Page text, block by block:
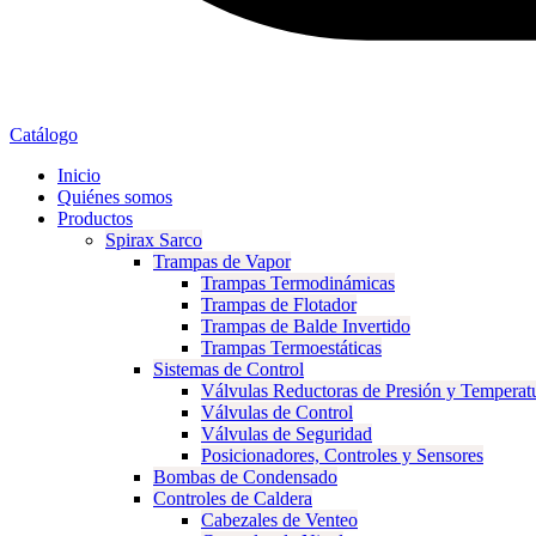
Catálogo
Inicio
Quiénes somos
Productos
Spirax Sarco
Trampas de Vapor
Trampas Termodinámicas
Trampas de Flotador
Trampas de Balde Invertido
Trampas Termoestáticas
Sistemas de Control
Válvulas Reductoras de Presión y
Válvulas de Control
Válvulas de Seguridad
Posicionadores, Controles y Sensores
Bombas de Condensado
Controles de Caldera
Cabezales de Venteo